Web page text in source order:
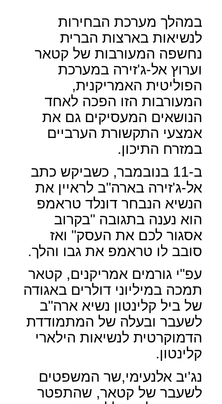
במהלך מערכת הבחירות
לנשיאות בארצות הברית
נחשפה המעורבות של קטאר
וערוץ אל-ג'זירה במערכת
הפוליטית האמריקנית,
המעורבות הזו הפכה לאחד
הנושאים המעסיקים גם את
אמצעי התקשורת הערביים
במזרח התיכון.
ב-11 בנובמבר, כשביקש כתב
אל-ג'זירה בארה"ב לראיין את
הנשיא הנבחר דונלד טראמפ
הוא נענה בתגובה "בקרוב
אסגור לכם את העסק" ואז
סובב לו טראמפ את גבו והלך.
עפ"י גורמים אמריקנים, קטאר
תמכה במיליוני דולרים באגודה
של ביל קלינטון נשיא ארה"ב
לשעבר ובעלה של המתמודדת
הדמוקרטית לנשיאות הילארי
קלינטון.
נג'יב אלנעימי,שר המשפטים
לשעבר של קטאר, שהתפטר